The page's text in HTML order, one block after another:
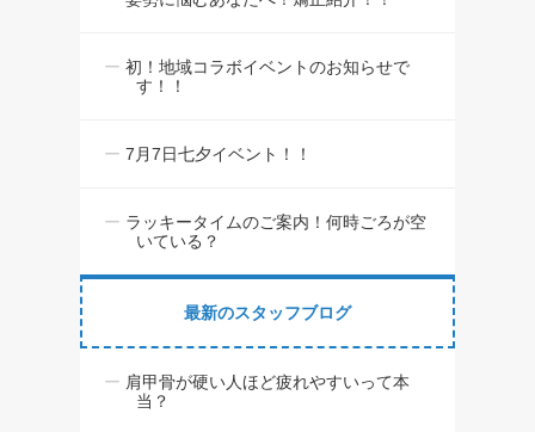
初！地域コラボイベントのお知らせで
す！！
7月7日七夕イベント！！
ラッキータイムのご案内！何時ごろが空
いている？
最新のスタッフブログ
肩甲骨が硬い人ほど疲れやすいって本
当？